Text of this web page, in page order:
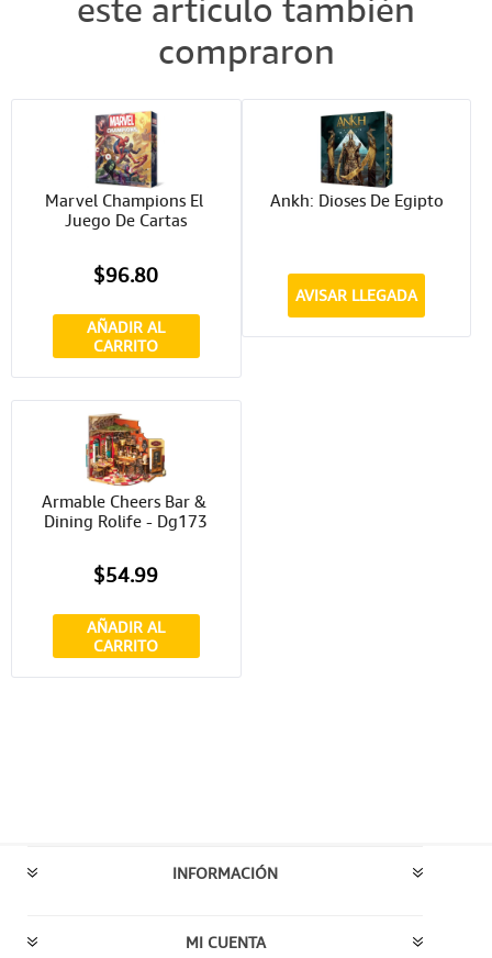
este artículo también
compraron
Marvel Champions El
Juego De Cartas
$96.80
AÑADIR AL
CARRITO
Ankh: Dioses De Egipto
AVISAR LLEGADA
Armable Cheers Bar &
Dining Rolife - Dg173
$54.99
AÑADIR AL
CARRITO
INFORMACIÓN
MI CUENTA